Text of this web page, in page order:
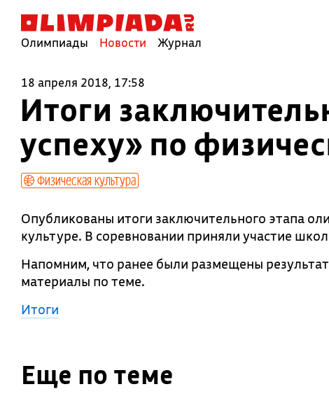
Олимпиады Новости Журнал
18 апреля 2018, 17:58
Итоги
успеху» по
Физическая культура
Опубликованы итоги заключительного этапа
культуре. В соревновании приняли участие
Напомним, что ранее были размещены
материалы по теме.
Итоги
Еще по теме